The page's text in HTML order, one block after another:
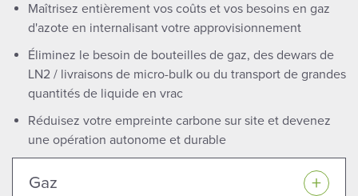
Maîtrisez entièrement vos coûts et vos besoins en gaz
d'azote en internalisant votre approvisionnement
Éliminez le besoin de bouteilles de gaz, des dewars de
LN2 / livraisons de micro-bulk ou du transport de grandes
quantités de liquide en vrac
Réduisez votre empreinte carbone sur site et devenez
une opération autonome et durable
Gaz